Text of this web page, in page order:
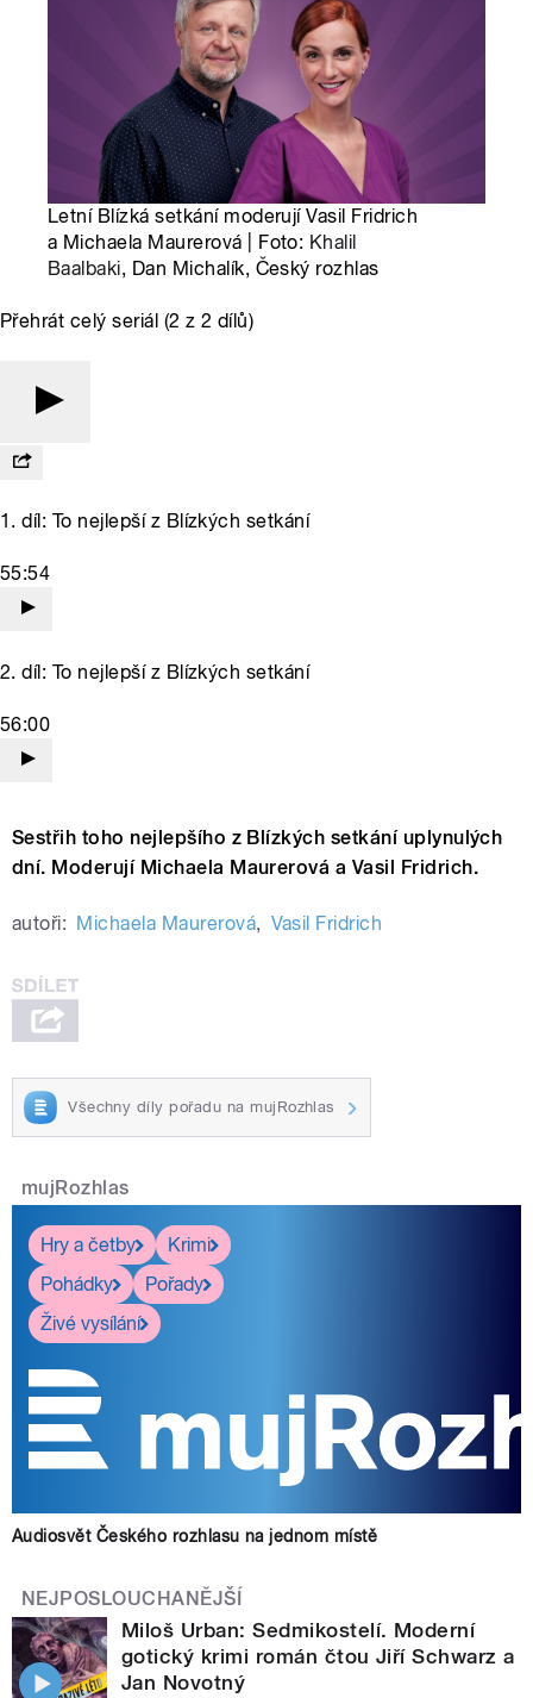
Letní Blízká setkání moderují Vasil Fridrich
a Michaela Maurerová | Foto: Khalil
Baalbaki, Dan Michalík, Český rozhlas
Přehrát celý seriál (2 z 2 dílů)
1. díl: To nejlepší z Blízkých setkání
55:54
2. díl: To nejlepší z Blízkých setkání
56:00
Sestřih toho nejlepšího z Blízkých setkání uplynulých
dní. Moderují Michaela Maurerová a Vasil Fridrich.
autoři: Michaela Maurerová, Vasil Fridrich
Všechny díly pořadu na mujRozhlas
mujRozhlas
Hry a četby
Krimi
Pohádky
Pořady
Živé vysílání
Audiosvět Českého rozhlasu na jednom místě
NEJPOSLOUCHANĚJŠÍ
Miloš Urban: Sedmikostelí. Moderní
gotický krimi román čtou Jiří Schwarz a
Jan Novotný